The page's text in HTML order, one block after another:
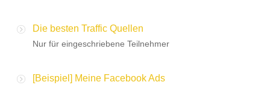
Die besten Traffic Quellen
Nur für eingeschriebene Teilnehmer
[Beispiel] Meine Facebook Ads